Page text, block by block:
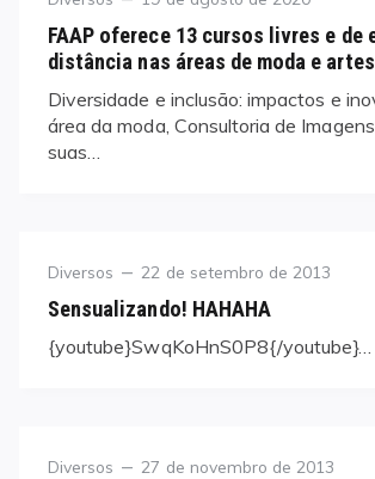
FAAP oferece 13 cursos livres e de
distância nas áreas de moda e artes
Diversidade e inclusão: impactos e
área da moda, Consultoria de
suas…
Category
Diversos
Posted
22 de setembro de 2013
Sensualizando! HAHAHA
{youtube}SwqKoHnS0P8{/youtube}…
Category
Diversos
Posted
27 de novembro de 2013